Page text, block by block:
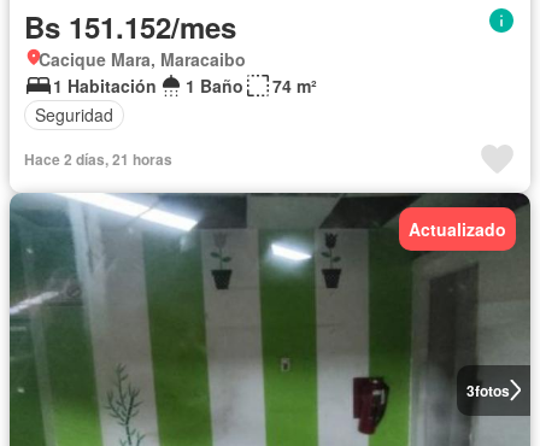
Bs 151.152/mes
Cacique Mara, Maracaibo
1 Habitación
1 Baño
74 m²
Seguridad
Hace 2 días, 21 horas
3fotos
Actualizado